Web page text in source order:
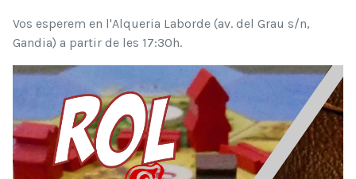
Vos esperem en l'Alqueria Laborde (av. del Grau s/n,
Gandia) a partir de les 17:30h.